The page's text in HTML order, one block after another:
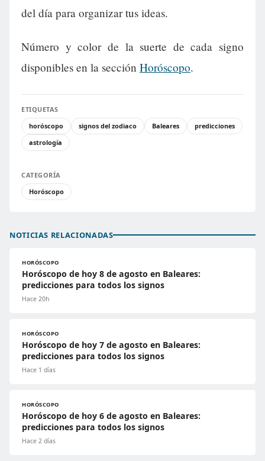
del día para organizar tus ideas.
Número y color de la suerte de cada signo
disponibles en la sección Horóscopo.
ETIQUETAS
horóscopo
signos del zodiaco Baleares
predicciones
astrología
CATEGORÍA
Horóscopo
NOTICIAS RELACIONADAS
HORÓSCOPO
Horóscopo de hoy 8 de agosto en Baleares:
predicciones para todos los signos
Hace 20h
HORÓSCOPO
Horóscopo de hoy 7 de agosto en Baleares:
predicciones para todos los signos
Hace 1 días
HORÓSCOPO
Horóscopo de hoy 6 de agosto en Baleares:
predicciones para todos los signos
Hace 2 días